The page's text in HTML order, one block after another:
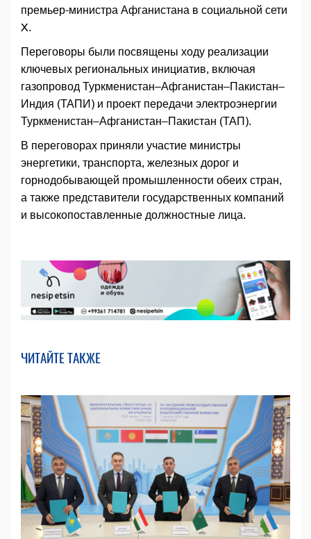
премьер-министра Афганистана в социальной сети
X.
Переговоры были посвящены ходу реализации
ключевых региональных инициатив, включая
газопровод Туркменистан–Афганистан–Пакистан–
Индия (ТАПИ) и проект передачи электроэнергии
Туркменистан–Афганистан–Пакистан (ТАП).
В переговорах приняли участие министры
энергетики, транспорта, железных дорог и
горнодобывающей промышленности обеих стран,
а также представители государственных компаний
и высокопоставленные должностные лица.
ЧИТАЙТЕ ТАКЖЕ